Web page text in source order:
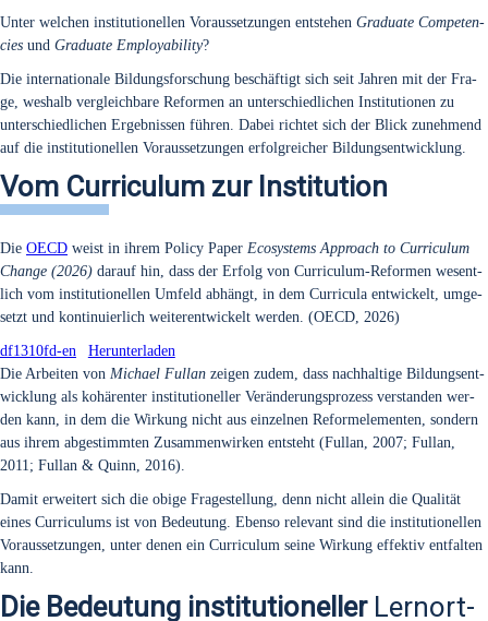
Unter wel­chen insti­tu­tio­nel­len Vor­aus­set­zun­gen ent­ste­hen Gra­dua­te Com­pe­ten­
ci­es und Gra­dua­te Employa­bi­li­ty?
Die inter­na­tio­na­le Bil­dungs­for­schung beschäf­tigt sich seit Jah­ren mit der Fra­
ge, wes­halb ver­gleich­ba­re Refor­men an unter­schied­li­chen Insti­tu­tio­nen zu
unter­schied­li­chen Ergeb­nis­sen füh­ren. Dabei rich­tet sich der Blick zuneh­mend
auf die insti­tu­tio­nel­len Vor­aus­set­zun­gen erfolg­rei­cher Bil­dungs­ent­wick­lung.
Vom Curriculum zur Institution
Die OECD weist in ihrem Poli­cy Paper Eco­sys­tems Approach to Cur­ri­cu­lum
Chan­ge (2026) dar­auf hin, dass der Erfolg von Cur­ri­cu­lum-Refor­men wesent­
lich vom insti­tu­tio­nel­len Umfeld abhängt, in dem Cur­ri­cu­la ent­wi­ckelt, umge­
setzt und kon­ti­nu­ier­lich wei­ter­ent­wi­ckelt wer­den. (OECD, 2026)
df1310fd-en Her­un­ter­la­den
Die Arbei­ten von Micha­el Ful­lan zei­gen zudem, dass nach­hal­ti­ge Bil­dungs­ent­
wick­lung als kohä­ren­ter insti­tu­tio­nel­ler Ver­än­de­rungs­pro­zess ver­stan­den wer­
den kann, in dem die Wir­kung nicht aus ein­zel­nen Reform­ele­men­ten, son­dern
aus ihrem abge­stimm­ten Zusam­men­wir­ken ent­steht (Ful­lan, 2007; Ful­lan,
2011; Ful­lan & Quinn, 2016).
Damit erwei­tert sich die obi­ge Fra­ge­stel­lung, denn nicht allein die Qua­li­tät
eines Cur­ri­cu­lums ist von Bedeu­tung. Eben­so rele­vant sind die insti­tu­tio­nel­len
Vor­aus­set­zun­gen, unter denen ein Cur­ri­cu­lum sei­ne Wir­kung effek­tiv ent­fal­ten
kann.
Die Bedeutung institutioneller Lernort-